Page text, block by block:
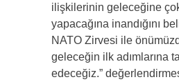
ilişkilerinin geleceğine
yapacağına inandığını
NATO Zirvesi ile
geleceğin ilk adımlarına
edeceğiz.”